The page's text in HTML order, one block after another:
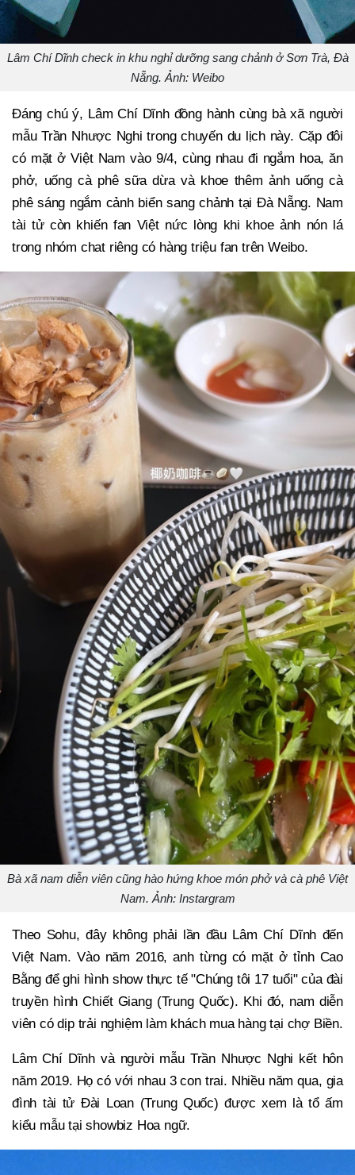
Lâm Chí Dĩnh check in khu nghỉ dưỡng sang chảnh ở Sơn Trà, Đà
Nẵng. Ảnh: Weibo
Đáng chú ý, Lâm Chí Dĩnh đồng hành cùng bà xã người
mẫu Trần Nhược Nghi trong chuyến du lịch này. Cặp đôi
có mặt ở Việt Nam vào 9/4, cùng nhau đi ngắm hoa, ăn
phở, uống cà phê sữa dừa và khoe thêm ảnh uống cà
phê sáng ngắm cảnh biển sang chảnh tại Đà Nẵng. Nam
tài tử còn khiến fan Việt nức lòng khi khoe ảnh nón lá
trong nhóm chat riêng có hàng triệu fan trên Weibo.
Bà xã nam diễn viên cũng hào hứng khoe món phở và cà phê Việt
Nam. Ảnh: Instargram
Theo Sohu, đây không phải lần đầu Lâm Chí Dĩnh đến
Việt Nam. Vào năm 2016, anh từng có mặt ở tỉnh Cao
Bằng để ghi hình show thực tế "Chúng tôi 17 tuổi" của đài
truyền hình Chiết Giang (Trung Quốc). Khi đó, nam diễn
viên có dịp trải nghiệm làm khách mua hàng tại chợ Biền.
Lâm Chí Dĩnh và người mẫu Trần Nhược Nghi kết hôn
năm 2019. Họ có với nhau 3 con trai. Nhiều năm qua, gia
đình tài tử Đài Loan (Trung Quốc) được xem là tổ ấm
kiểu mẫu tại showbiz Hoa ngữ.